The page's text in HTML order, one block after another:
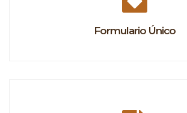
Formulario Único